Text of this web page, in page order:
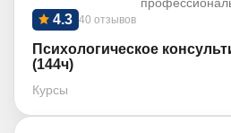
40 отзывов
4.3
Психологическое
(144ч)
Курсы